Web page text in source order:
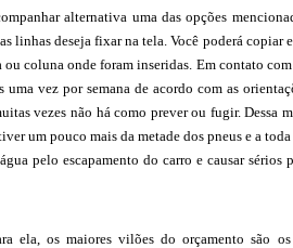
alternativa uma das opções
linhas deseja fixar na tela. Você poderá copiar
coluna onde foram inseridas. Em contato
vez por semana de acordo com as
vezes não há como prever ou fugir. Dessa
um pouco mais da metade dos pneus e a
pelo escapamento do carro e causar sérios
ela, os maiores vilões do orçamento são os